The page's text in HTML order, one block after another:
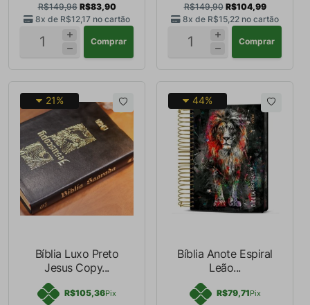
R$149,96 R$83,90
8x de R$12,17 no cartão
Comprar
R$149,90 R$104,99
8x de R$15,22 no cartão
Comprar
21%
Bíblia Luxo Preto
Jesus Copy...
R$105,36Pix
44%
Bíblia Anote Espiral
Leão...
R$79,71Pix